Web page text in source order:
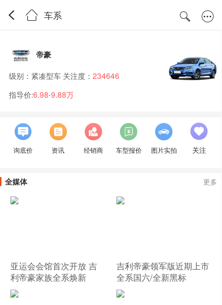
车系
帝豪
级别：紧凑型车 关注度： 234646
指导价:6.98-9.88万
询底价 资讯 经销商 车型报价 图片实拍 关注
全媒体 更多
亚运会会馆首次开放 吉
利帝豪家族全系焕新
吉利帝豪领军版近期上市
全系国六/全新黑标